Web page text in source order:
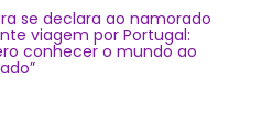
se declara ao namorado
viagem por Portugal:
conhecer o mundo ao